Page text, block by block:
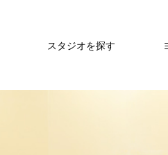
スタジオを探す